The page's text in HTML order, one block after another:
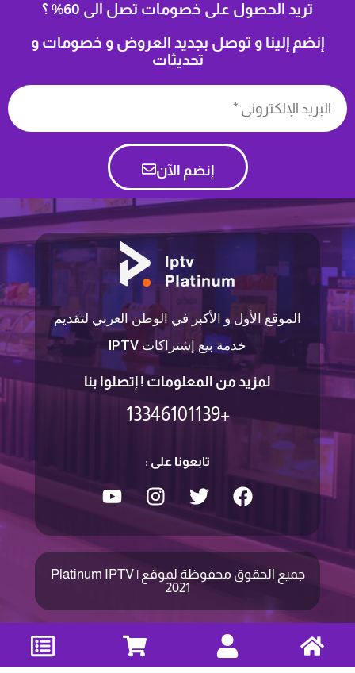
تريد الحصول على خصومات تصل الى 60% ؟
إنضم إلينا و توصل بجديد العروض و خصومات و
تحديثات
إنضم الآن
الموقع الأول و الأكبر في الوطن العربي لتقديم
خدمة بيع إشتراكات IPTV
لمزيد من المعلومات ! إتصلوا بنا
+13346101139
تابعونا على :
جميع الحقوق محفوظة لموقع Platinum IPTV |
2021